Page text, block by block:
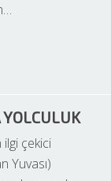
ilgi çekici
Yuvası)